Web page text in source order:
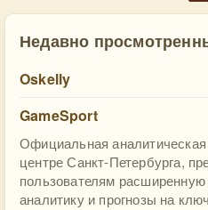
Недавно
Oskelly
GameSport
Официальная
центре Санкт-Петербурга,
пользователям
аналитику и прогнозы на